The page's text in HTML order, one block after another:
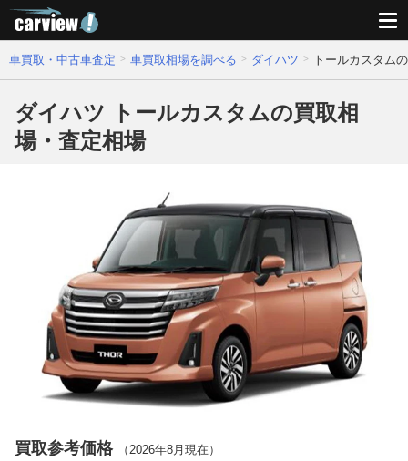
車買取・中古車査定 車買取相場を調べる ダイハツ トールカスタム
ダイハツ トールカスタムの買取相
場・査定相場
買取参考価格 （ 2026年8月 現在）